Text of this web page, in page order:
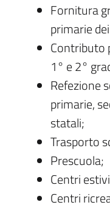
Fornitura
primarie
Contributo
1° e 2°
Refezione
primarie,
statali;
Trasporto
Prescuola;
Centri
Centri